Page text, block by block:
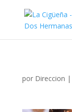
por Direccion |